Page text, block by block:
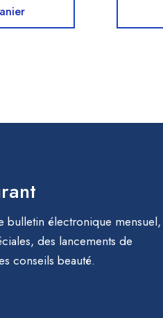
bulletin électronique
des lancements de
conseils beauté.